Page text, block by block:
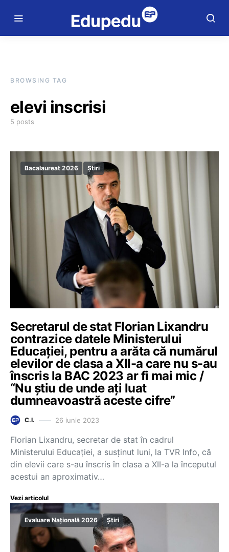
BROWSING TAG
elevi inscrisi
5 posts
Bacalaureat 2026 Știri
Secretarul de stat Florian Lixandru
contrazice datele Ministerului
Educației, pentru a arăta că numărul
elevilor de clasa a XII-a care nu s-au
înscris la BAC 2023 ar fi mai mic /
“Nu știu de unde ați luat
dumneavoastră aceste cifre”
C.I. 26 iunie 2023
Florian Lixandru, secretar de stat în cadrul
Ministerului Educației, a susținut luni, la TVR Info, că
din elevii care s-au înscris în clasa a XII-a la începutul
acestui an aproximativ…
Vezi articolul
Evaluare Națională 2026 Știri